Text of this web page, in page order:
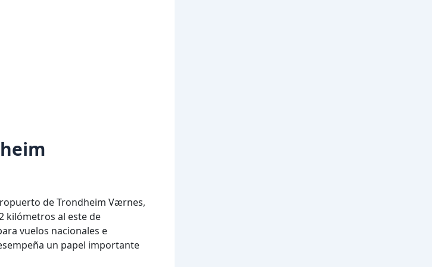
de Trondheim Værnes,
kilómetros al este de
vuelos nacionales e
un papel importante